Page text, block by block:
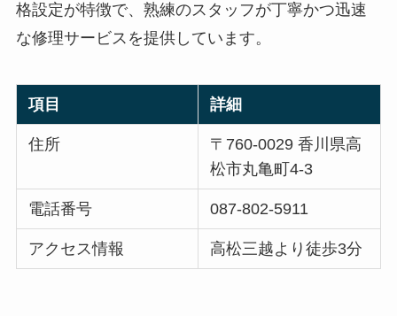
格設定が特徴で、熟練のスタッフが丁寧かつ迅速
な修理サービスを提供しています。
項目 詳細
住所
〒760-0029 香川県高
松市丸亀町4-3
電話番号 087-802-5911
アクセス情報 高松三越より徒歩3分